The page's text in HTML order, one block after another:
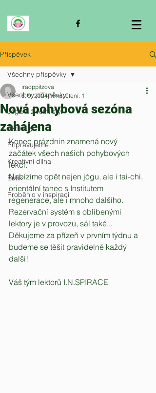
Příspěvek
Všechny příspěvky
Jóga a životní styl
Aktuality
Připravujeme
Kreativní dílna
Butik
Proběhlo v inspiraci
Všechny příspěvky
Nová pohybová sezóna
zahájena
iraoppitzova
6. 9. 2024 Minut čtení: 1
Konec prázdnin znamená nový
začátek všech našich pohybových
lekcí.
Nabízíme opět nejen jógu, ale i tai-chi,
orientální tanec s Institutem
regenerace, ale i mnoho dalšího.
Rezervační systém s oblíbenými
lektory je v provozu, sál také...
Děkujeme za přízeň v prvním týdnu a
budeme se těšit pravidelně každý
další!
Váš tým lektorů I.N.SPIRACE